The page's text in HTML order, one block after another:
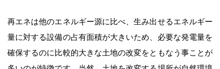
再エネは他のエネルギー源に比べ、生み出せるエネルギー
量に対する設備の占有面積が大きいため、必要な発電量を
確保するのに比較的大きな土地の改変をともなう事ことが